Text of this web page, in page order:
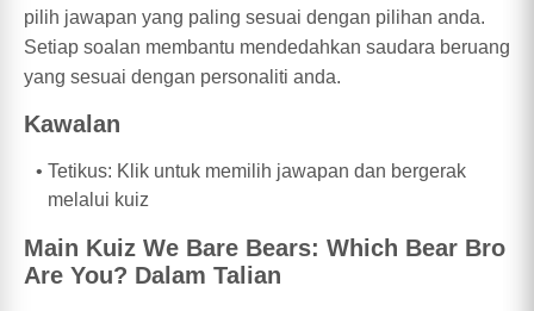
pilih jawapan yang paling sesuai dengan pilihan anda.
Setiap soalan membantu mendedahkan saudara beruang
yang sesuai dengan personaliti anda.
Kawalan
Tetikus: Klik untuk memilih jawapan dan bergerak
melalui kuiz
Main Kuiz We Bare Bears: Which Bear Bro
Are You? Dalam Talian